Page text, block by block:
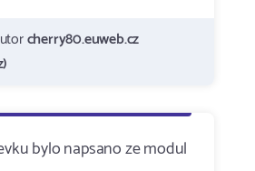
cherry80.euweb.cz
bylo napsano ze modul